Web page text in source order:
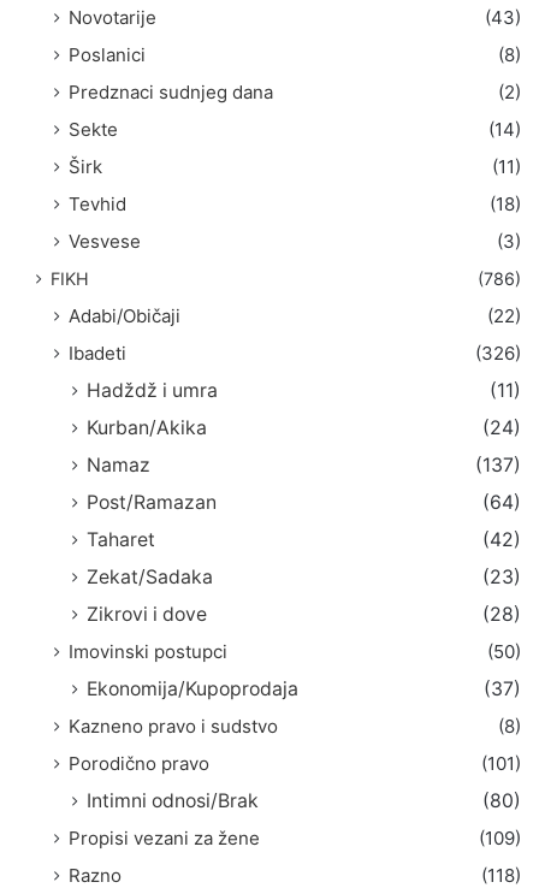
Novotarije
(43)
Poslanici
(8)
Predznaci sudnjeg dana
(2)
Sekte
(14)
Širk
(11)
Tevhid
(18)
Vesvese
(3)
FIKH (786)
Adabi/Običaji
(22)
Ibadeti
(326)
Hadždž i umra
(11)
Kurban/Akika
(24)
Namaz
(137)
Post/Ramazan
(64)
Taharet
(42)
Zekat/Sadaka
(23)
Zikrovi i dove
(28)
Imovinski postupci
(50)
Ekonomija/Kupoprodaja
(37)
Kazneno pravo i sudstvo
(8)
Porodično pravo
(101)
Intimni odnosi/Brak
(80)
Propisi vezani za žene
(109)
Razno
(118)